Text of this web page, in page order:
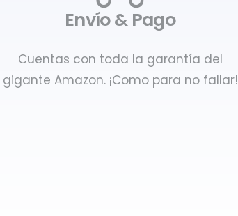
Envío & Pago
Cuentas con toda la garantía del
gigante Amazon. ¡Como para no fallar!